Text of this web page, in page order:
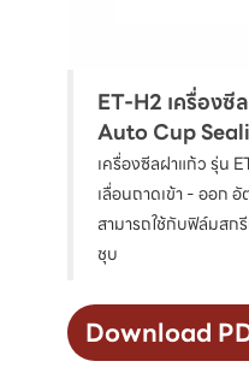
ET-H2 เครื่องซี
Auto Cup
เครื่องซีลฝาแก้ว รุ่น
เลื่อนถาดเข้า - ออก
สามารถใช้กับฟิล์มสก
ชุบ
Download